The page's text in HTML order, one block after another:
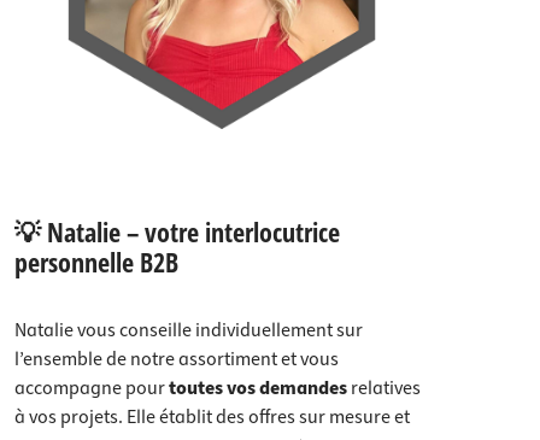
💡 Natalie – votre interlocutrice
personnelle B2B
Natalie vous conseille individuellement sur
l’ensemble de notre assortiment et vous
accompagne pourtoutes vos demandesrelatives
à vos projets. Elle établit des offres sur mesure et